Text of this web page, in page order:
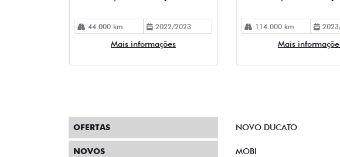
OFERTAS
NOVOS
NOVO DUCATO
MOBI